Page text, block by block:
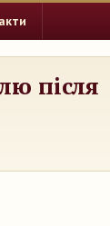
після